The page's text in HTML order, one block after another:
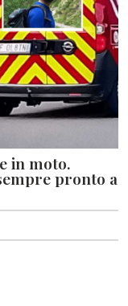
in moto.
pronto a